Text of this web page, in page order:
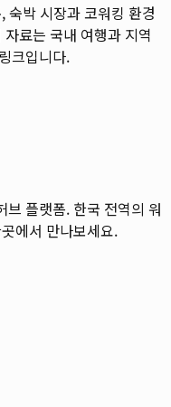
숙박 시장과 코워킹 환경
료는 국내 여행과 지역
크입니다.
플랫폼. 한국 전역의 워
에서 만나보세요.